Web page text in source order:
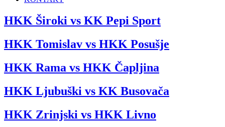
HKK Široki vs KK Pepi Sport
HKK Tomislav vs HKK Posušje
HKK Rama vs HKK Čapljina
HKK Ljubuški vs KK Busovača
HKK Zrinjski vs HKK Livno